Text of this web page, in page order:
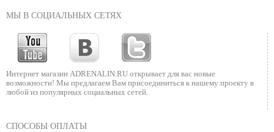
МЫ В СОЦИАЛЬНЫХ СЕТЯХ
Интернет магазин ADRENALIN.RU открывает для вас новые
возможности! Мы предлагаем Вам присоединиться к нашему проекту в
любой из популярных социальных сетей.
СПОСОБЫ ОПЛАТЫ